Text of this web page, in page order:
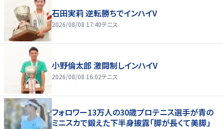
石田実莉 逆転勝ちでインハイV
2026/08/08 17:40テニス
小野倫太郎 激闘制しインハイV
2026/08/08 16:02テニス
フォロワー13万人の30歳プロテニス選手が青の
ミニスカで鍛えた下半身披露「脚が長くて美脚」